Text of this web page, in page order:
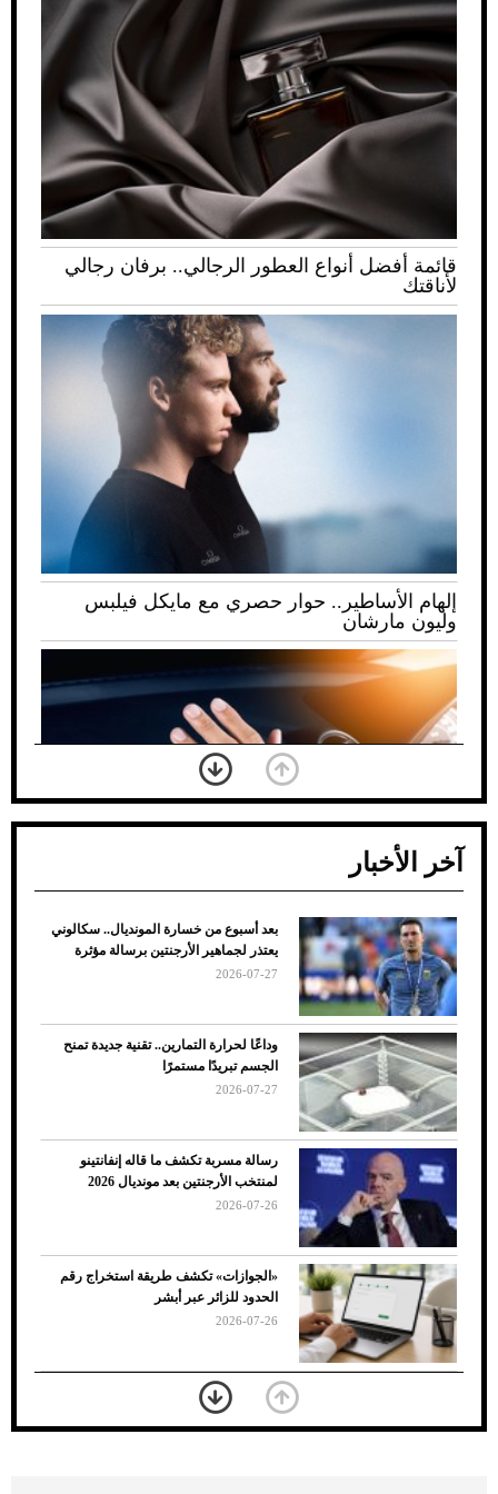
قائمة أفضل أنواع العطور الرجالي.. برفان رجالي
لأناقتك
إلهام الأساطير.. حوار حصري مع مايكل فيلبس
وليون مارشان
ضعف تبريد مكيف السيارة عند الوقوف.. أشهر
الأسباب والحلول
7 نصائح لاختيار لون البنطلون المناسب للقميص
الأسود
آخر الأخبار
بعد أسبوع من خسارة المونديال.. سكالوني
يعتذر لجماهير الأرجنتين برسالة مؤثرة
2026-07-27
وداعًا لحرارة التمارين.. تقنية جديدة تمنح
الجسم تبريدًا مستمرًا
2026-07-27
رسالة مسربة تكشف ما قاله إنفانتينو
لمنتخب الأرجنتين بعد مونديال 2026
2026-07-26
«الجوازات» تكشف طريقة استخراج رقم
الحدود للزائر عبر أبشر
2026-07-26
بعد 7 أشهر من تعرضه لحادث مروع.. جوشوا
يفوز على برينغا بـ"الضربة القاضية" (فيديو)
2026-07-26